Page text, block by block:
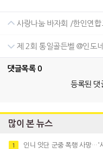
사랑나눔 바자회 /한인연합
제 2회 통일골든벨 @인도
댓글목록 0
등록된 댓
많이 본 뉴스
1 인니 잇단 군중 폭행 사망…'